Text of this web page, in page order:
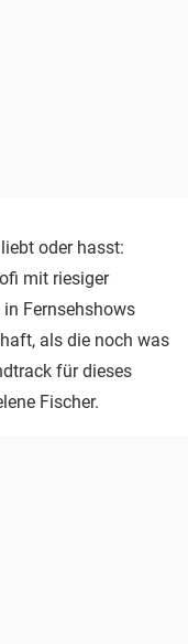
oder hasst:
mit riesiger
Fernsehshows
als die noch was
für dieses
Fischer.